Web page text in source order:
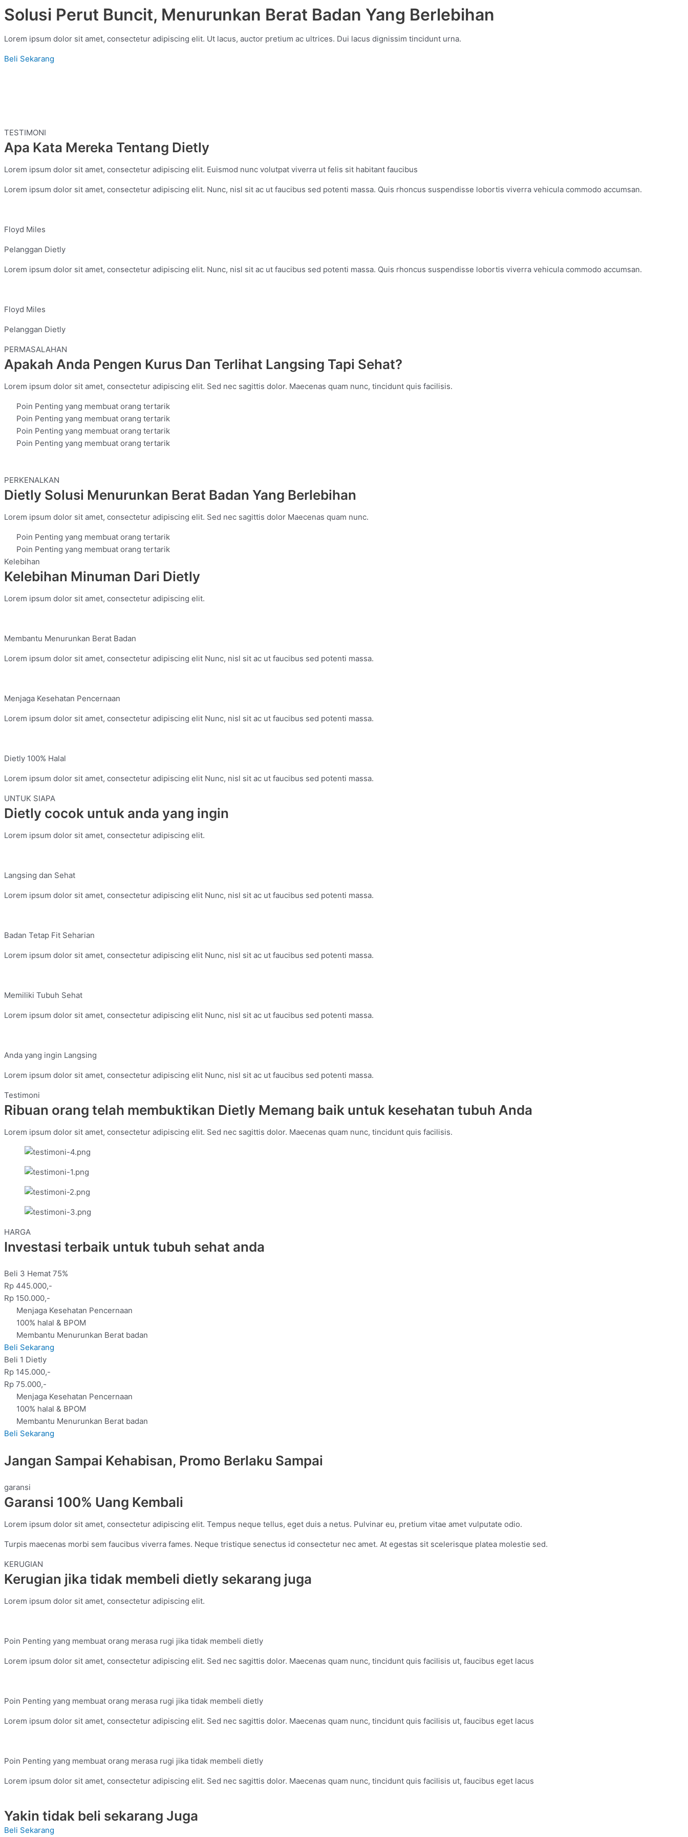
Solusi Perut Buncit, Menurunkan Berat Badan Yang Berlebihan
Lorem ipsum dolor sit amet, consectetur adipiscing elit. Ut lacus, auctor pretium ac ultrices. Dui lacus dignissim tincidunt urna.
Beli Sekarang
TESTIMONI
Apa Kata Mereka Tentang Dietly
Lorem ipsum dolor sit amet, consectetur adipiscing elit. Euismod nunc volutpat viverra ut felis sit habitant faucibus
Lorem ipsum dolor sit amet, consectetur adipiscing elit. Nunc, nisl sit ac ut faucibus sed potenti massa. Quis rhoncus suspendisse lobortis viverra vehicula commodo accumsan.
Floyd Miles
Pelanggan Dietly
Lorem ipsum dolor sit amet, consectetur adipiscing elit. Nunc, nisl sit ac ut faucibus sed potenti massa. Quis rhoncus suspendisse lobortis viverra vehicula commodo accumsan.
Floyd Miles
Pelanggan Dietly
PERMASALAHAN
Apakah Anda Pengen Kurus Dan Terlihat Langsing Tapi Sehat?
Lorem ipsum dolor sit amet, consectetur adipiscing elit. Sed nec sagittis dolor. Maecenas quam nunc, tincidunt quis facilisis.
Poin Penting yang membuat orang tertarik
Poin Penting yang membuat orang tertarik
Poin Penting yang membuat orang tertarik
Poin Penting yang membuat orang tertarik
PERKENALKAN
Dietly Solusi Menurunkan Berat Badan Yang Berlebihan
Lorem ipsum dolor sit amet, consectetur adipiscing elit. Sed nec sagittis dolor Maecenas quam nunc.
Poin Penting yang membuat orang tertarik
Poin Penting yang membuat orang tertarik
Kelebihan
Kelebihan Minuman Dari Dietly
Lorem ipsum dolor sit amet, consectetur adipiscing elit.
Membantu Menurunkan Berat Badan
Lorem ipsum dolor sit amet, consectetur adipiscing elit Nunc, nisl sit ac ut faucibus sed potenti massa.
Menjaga Kesehatan Pencernaan
Lorem ipsum dolor sit amet, consectetur adipiscing elit Nunc, nisl sit ac ut faucibus sed potenti massa.
Dietly 100% Halal
Lorem ipsum dolor sit amet, consectetur adipiscing elit Nunc, nisl sit ac ut faucibus sed potenti massa.
UNTUK SIAPA
Dietly cocok untuk anda yang ingin
Lorem ipsum dolor sit amet, consectetur adipiscing elit.
Langsing dan Sehat
Lorem ipsum dolor sit amet, consectetur adipiscing elit Nunc, nisl sit ac ut faucibus sed potenti massa.
Badan Tetap Fit Seharian
Lorem ipsum dolor sit amet, consectetur adipiscing elit Nunc, nisl sit ac ut faucibus sed potenti massa.
Memiliki Tubuh Sehat
Lorem ipsum dolor sit amet, consectetur adipiscing elit Nunc, nisl sit ac ut faucibus sed potenti massa.
Anda yang ingin Langsing
Lorem ipsum dolor sit amet, consectetur adipiscing elit Nunc, nisl sit ac ut faucibus sed potenti massa.
Testimoni
Ribuan orang telah membuktikan Dietly Memang baik untuk kesehatan tubuh Anda
Lorem ipsum dolor sit amet, consectetur adipiscing elit. Sed nec sagittis dolor. Maecenas quam nunc, tincidunt quis facilisis.
HARGA
Investasi terbaik untuk tubuh sehat anda
Beli 3 Hemat 75%
Rp 445.000,-
Rp 150.000,-
Menjaga Kesehatan Pencernaan
100% halal & BPOM
Membantu Menurunkan Berat badan
Beli Sekarang
Beli 1 Dietly
Rp 145.000,-
Rp 75.000,-
Menjaga Kesehatan Pencernaan
100% halal & BPOM
Membantu Menurunkan Berat badan
Beli Sekarang
Jangan Sampai Kehabisan, Promo Berlaku Sampai
garansi
Garansi 100% Uang Kembali
Lorem ipsum dolor sit amet, consectetur adipiscing elit. Tempus neque tellus, eget duis a netus. Pulvinar eu, pretium vitae amet vulputate odio.
Turpis maecenas morbi sem faucibus viverra fames. Neque tristique senectus id consectetur nec amet. At egestas sit scelerisque platea molestie sed.
KERUGIAN
Kerugian jika tidak membeli dietly sekarang juga
Lorem ipsum dolor sit amet, consectetur adipiscing elit.
Poin Penting yang membuat orang merasa rugi jika tidak membeli dietly
Lorem ipsum dolor sit amet, consectetur adipiscing elit. Sed nec sagittis dolor. Maecenas quam nunc, tincidunt quis facilisis ut, faucibus eget lacus
Poin Penting yang membuat orang merasa rugi jika tidak membeli dietly
Lorem ipsum dolor sit amet, consectetur adipiscing elit. Sed nec sagittis dolor. Maecenas quam nunc, tincidunt quis facilisis ut, faucibus eget lacus
Poin Penting yang membuat orang merasa rugi jika tidak membeli dietly
Lorem ipsum dolor sit amet, consectetur adipiscing elit. Sed nec sagittis dolor. Maecenas quam nunc, tincidunt quis facilisis ut, faucibus eget lacus
Yakin tidak beli sekarang Juga
Beli Sekarang